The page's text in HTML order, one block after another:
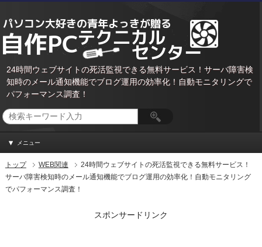
24時間ウェブサイトの死活監視できる無料サービス！サーバ障害検
知時のメール通知機能でブログ運用の効率化！自動モニタリングで
パフォーマンス調査！
メニュー
トップ WEB関連
24時間ウェブサイトの死活監視できる無料サービス！
サーバ障害検知時のメール通知機能でブログ運用の効率化！自動モニタリング
でパフォーマンス調査！
スポンサードリンク